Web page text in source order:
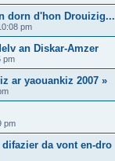
dorn d'hon Drouizig...
pm
an Diskar-Amzer
pm
ar yaouankiz 2007 »
pm
da vont en-dro